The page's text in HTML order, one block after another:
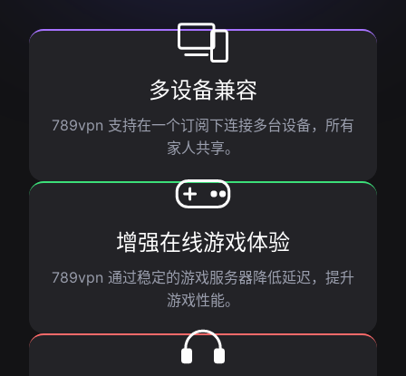
多设备兼容
789vpn 支持在一个订阅下连接多台设备，所有
家人共享。
增强在线游戏体验
789vpn 通过稳定的游戏服务器降低延迟，提升
游戏性能。